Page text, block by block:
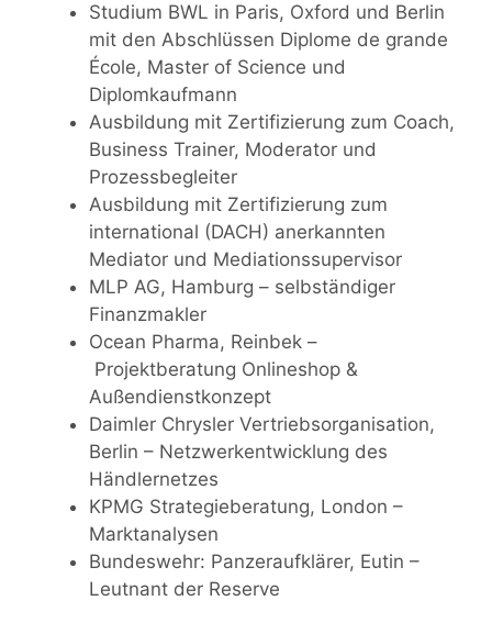
Studium BWL in Paris, Oxford und Berlin
mit den Abschlüssen Diplome de grande
École, Master of Science und
Diplomkaufmann
Ausbildung mit Zertifizierung zum Coach,
Business Trainer, Moderator und
Prozessbegleiter
Ausbildung mit Zertifizierung zum
international (DACH) anerkannten
Mediator und Mediationssupervisor
MLP AG, Hamburg – selbständiger
Finanzmakler
Ocean Pharma, Reinbek –
Projektberatung Onlineshop &
Außendienstkonzept
Daimler Chrysler Vertriebsorganisation,
Berlin – Netzwerkentwicklung des
Händlernetzes
KPMG Strategieberatung, London –
Marktanalysen
Bundeswehr: Panzeraufklärer, Eutin –
Leutnant der Reserve